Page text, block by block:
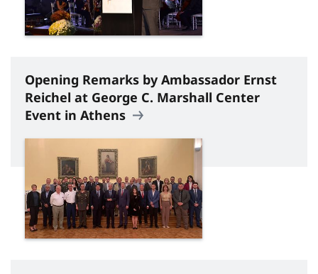
Opening Remarks by Ambassador Ernst
Reichel at George C. Marshall Center
Event in Athens